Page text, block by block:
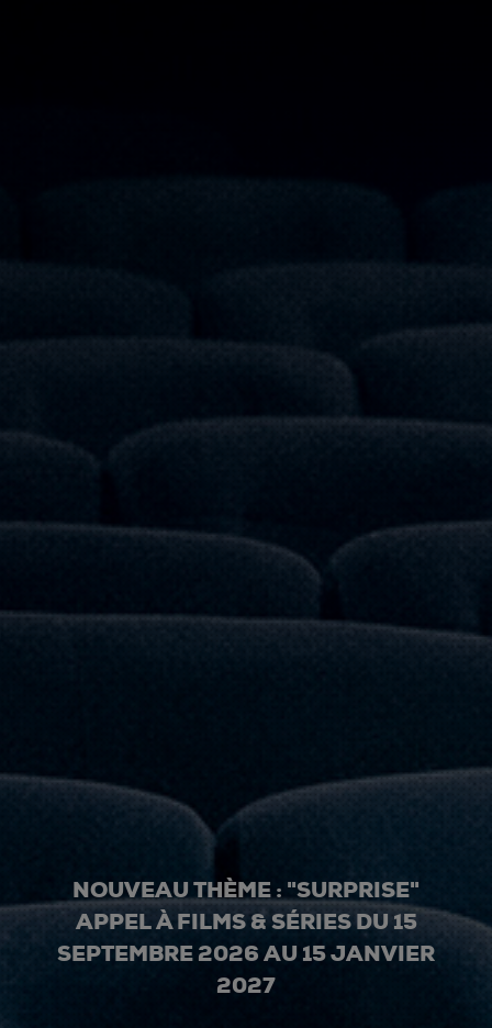
NOUVEAU THÈME : "SURPRISE"
APPEL À FILMS & SÉRIES DU 15
SEPTEMBRE 2026 AU 15 JANVIER
2027